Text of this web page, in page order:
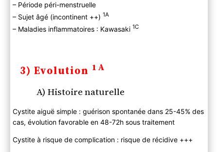
– Période péri-menstruelle
– Sujet âgé (incontinent ++) 1A
– Maladies inflammatoires : Kawasaki 1C
3) Evolution 1A
A) Histoire naturelle
Cystite aiguë simple : guérison spontanée dans 25-45% des
cas, évolution favorable en 48-72h sous traitement
Cystite à risque de complication : risque de récidive +++